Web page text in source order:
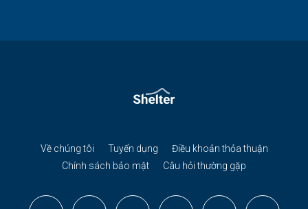
Về chúng tôi Tuyển dụng
Điều khoản thỏa thuận
Chính sách bảo mật
Câu hỏi thường gặp